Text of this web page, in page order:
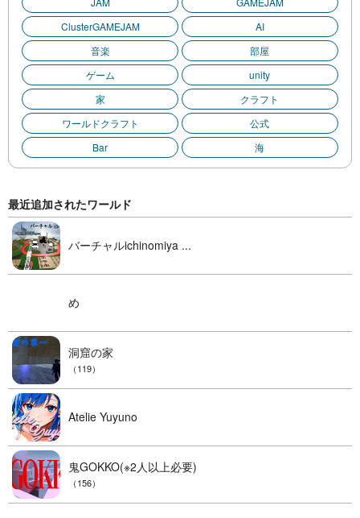
ClusterGAMEJAM
AI
音楽
部屋
ゲーム
unity
家
クラフト
ワールドクラフト
公式
Bar
海
最近追加されたワールド
バーチャルichinomiya ...
め
洞窟の家
（119）
Atelie Yuyuno
鬼GOKKO(※2人以上必要)
（156）